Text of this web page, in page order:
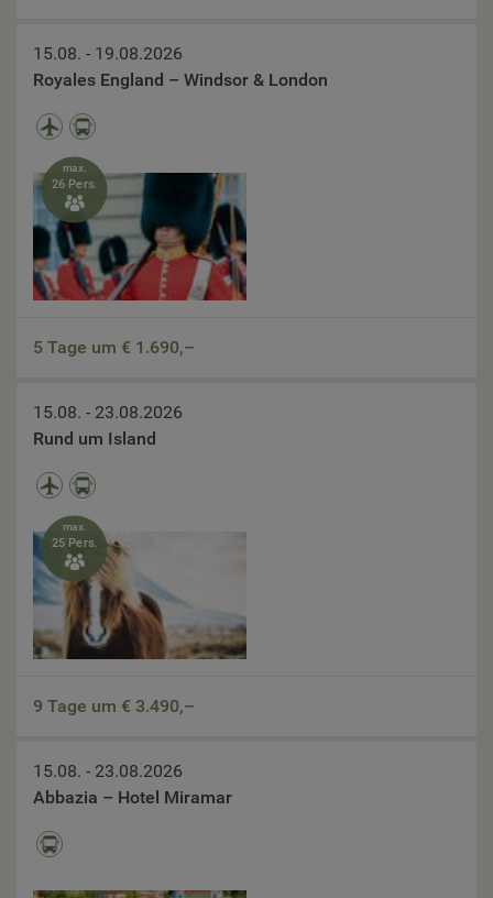
15.08. - 19.08.2026
Royales England – Windsor & London
max.
26 Pers.

5 Tage um € 1.690,–
15.08. - 23.08.2026
Rund um Island
max.
25 Pers.

9 Tage um € 3.490,–
15.08. - 23.08.2026
Abbazia – Hotel Miramar